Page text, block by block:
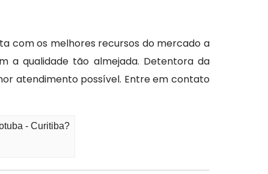
com os melhores recursos do mercado a
a qualidade tão almejada. Detentora da
atendimento possível. Entre em contato
- Curitiba?